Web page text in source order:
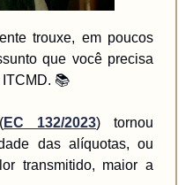
trouxe, em poucos
que você precisa
📚
EC 132/2023) tornou
das alíquotas, ou
transmitido, maior a